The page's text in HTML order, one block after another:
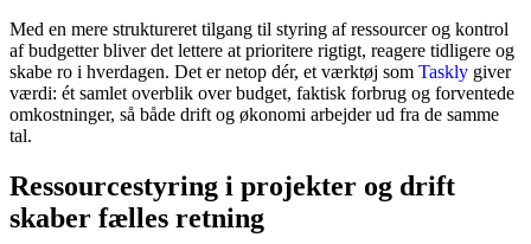
Med en mere struktureret tilgang til styring af ressourcer og kontrol
af budgetter bliver det lettere at prioritere rigtigt, reagere tidligere og
skabe ro i hverdagen. Det er netop dér, et værktøj som Taskly giver
værdi: ét samlet overblik over budget, faktisk forbrug og forventede
omkostninger, så både drift og økonomi arbejder ud fra de samme
tal.
Ressourcestyring i projekter og drift
skaber fælles retning